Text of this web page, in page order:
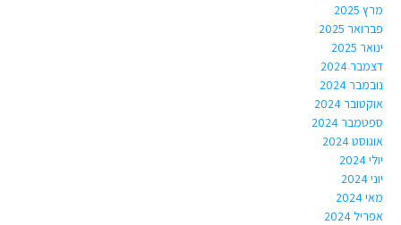
מרץ 2025
פברואר 2025
ינואר 2025
דצמבר 2024
נובמבר 2024
אוקטובר 2024
ספטמבר 2024
אוגוסט 2024
יולי 2024
יוני 2024
מאי 2024
אפריל 2024